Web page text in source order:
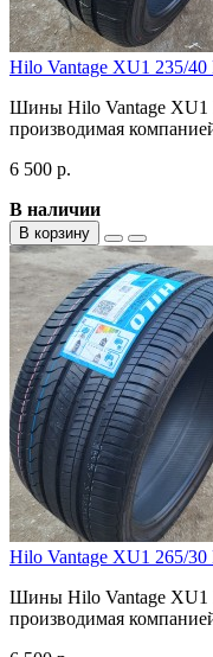
Hilo Vantage XU1 235/40
Шины Hilo Vantage XU1
производимая
6 500 р.
В наличии
В корзину
Hilo Vantage XU1 265/30
Шины Hilo Vantage XU1
производимая